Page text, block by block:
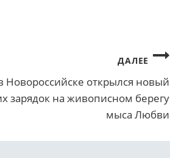
ДАЛЕЕ
Новороссийске открылся новый
зарядок на живописном берегу
мыса Любви